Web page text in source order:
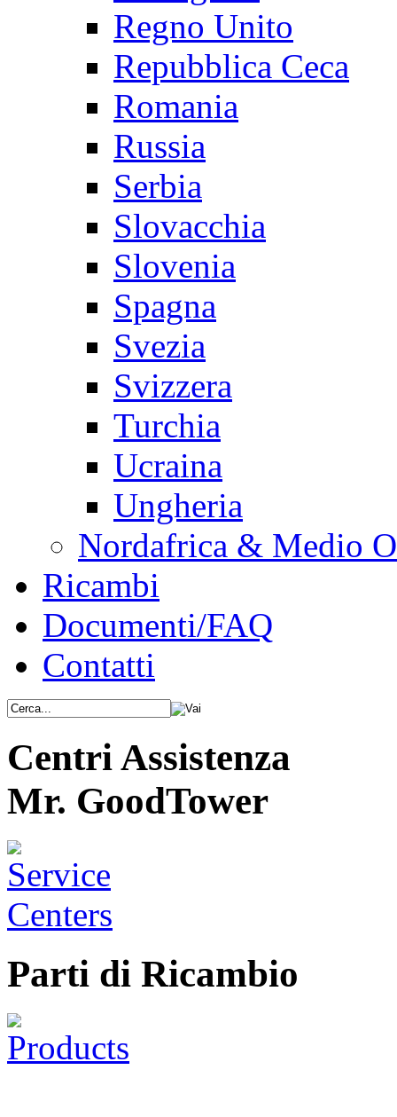
Regno Unito
Repubblica Ceca
Romania
Russia
Serbia
Slovacchia
Slovenia
Spagna
Svezia
Svizzera
Turchia
Ucraina
Ungheria
Nordafrica & Medio
Ricambi
Documenti/FAQ
Contatti
Centri Assistenza
Mr. GoodTower
Parti di Ricambio